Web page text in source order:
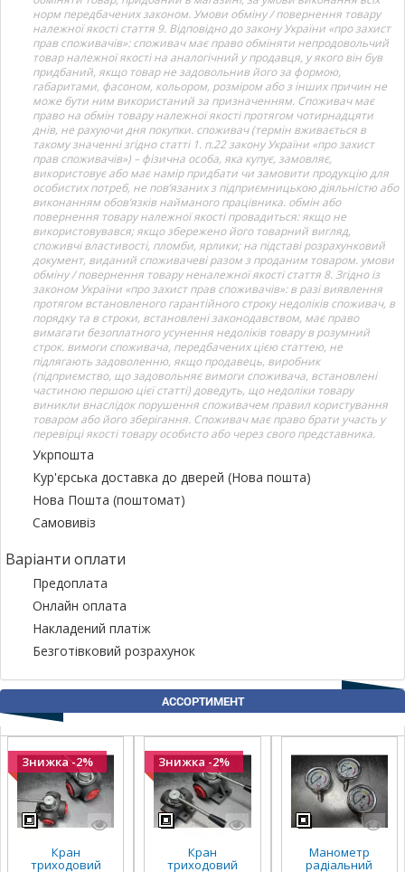
норм передбачених законом. Умови обміну / повернення товару
належної якості стаття 9. Відповідно до закону України «про захист
прав споживачів»: споживач має право обміняти непродовольчий
товар належної якості на аналогічний у продавця, у якого він був
придбаний, якщо товар не задовольнив його за формою,
габаритами, фасоном, кольором, розміром або з інших причин не
може бути ним використаний за призначенням. Споживач має
право на обмін товару належної якості протягом чотирнадцяти
днів, не рахуючи дня покупки. споживач (термін вживається в
такому значенні згідно статті 1. п.22 закону України «про захист
прав споживачів») – фізична особа, яка купує, замовляє,
використовує або має намір придбати чи замовити продукцію для
особистих потреб, не пов’язаних з підприємницькою діяльністю або
виконанням обов’язків найманого працівника. обмін або
повернення товару належної якості провадиться: якщо не
використовувався; якщо збережено його товарний вигляд,
споживчі властивості, пломби, ярлики; на підставі розрахунковий
документ, виданий споживачеві разом з проданим товаром. умови
обміну / повернення товару неналежної якості стаття 8. Згідно із
законом України «про захист прав споживачів»: в разі виявлення
протягом встановленого гарантійного строку недоліків споживач, в
порядку та в строки, встановлені законодавством, має право
вимагати безоплатного усунення недоліків товару в розумний
строк. вимоги споживача, передбачених цією статтею, не
підлягають задоволенню, якщо продавець, виробник
(підприємство, що задовольняє вимоги споживача, встановлені
частиною першою цієї статті) доведуть, що недоліки товару
виникли внаслідок порушення споживачем правил користування
товаром або його зберігання. Споживач має право брати участь у
перевірці якості товару особисто або через свого представника.
Укрпошта
Кур'єрська доставка до дверей (Нова пошта)
Нова Пошта (поштомат)
Самовивіз
Варіанти оплати
Предоплата
Онлайн оплата
Накладений платіж
Безготівковий розрахунок
АССОРТИМЕНТ
Знижка -2%
Кран
триходовий
Знижка -2%
Кран
триходовий
Манометр
радіальний